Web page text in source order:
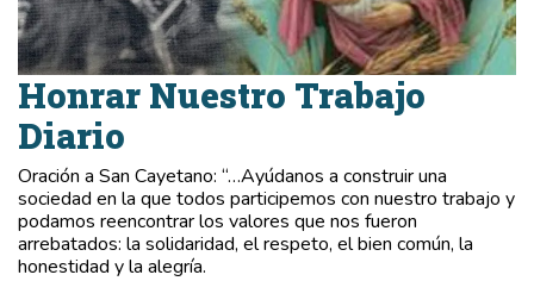
Honrar Nuestro Trabajo
Diario
Oración a San Cayetano: “…Ayúdanos a construir una
sociedad en la que todos participemos con nuestro trabajo y
podamos reencontrar los valores que nos fueron
arrebatados: la solidaridad, el respeto, el bien común, la
honestidad y la alegría.